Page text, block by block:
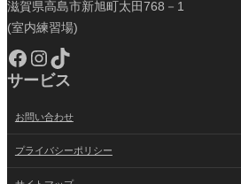
滋賀県高島市新旭町太田768－1
(室内練習場)
Facebook Instagram TikTok
サービス
お問い合わせ
プライバシーポリシー